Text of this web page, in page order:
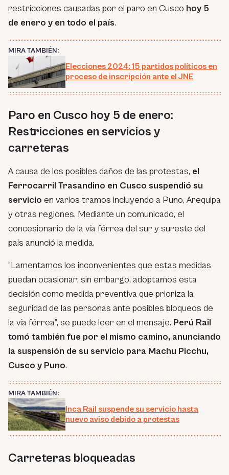
restricciones causadas por el paro en Cusco hoy 5
de enero y en todo el país.
MIRA TAMBIÉN:
Elecciones 2024: 15 partidos políticos en
proceso de inscripción ante el JNE
Paro en Cusco hoy 5 de enero:
Restricciones en servicios y
carreteras
A causa de los posibles daños de las protestas, el
Ferrocarril Trasandino en Cusco suspendió su
servicio en varios tramos incluyendo a Puno, Arequipa
y otras regiones. Mediante un comunicado, el
concesionario de la vía férrea del sur y sureste del
país anunció la medida.
“Lamentamos los inconvenientes que estas medidas
puedan ocasionar; sin embargo, adoptamos esta
decisión como medida preventiva que prioriza la
seguridad de las personas ante posibles bloqueos de
la vía férrea”, se puede leer en el mensaje. Perú Rail
tomó también fue por el mismo camino, anunciando
la suspensión de su servicio para Machu Picchu,
Cusco y Puno.
MIRA TAMBIÉN:
Inca Rail suspende su servicio hasta
nuevo aviso debido a protestas
Carreteras bloqueadas